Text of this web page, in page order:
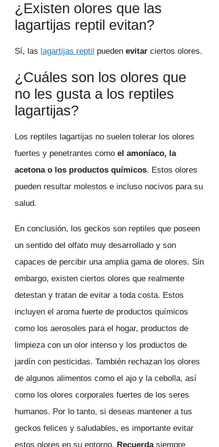
¿Existen olores que las
lagartijas reptil evitan?
Sí, las lagartijas reptil pueden evitar ciertos olores.
¿Cuáles son los olores que
no les gusta a los reptiles
lagartijas?
Los reptiles lagartijas no suelen tolerar los olores
fuertes y penetrantes como el amoníaco, la
acetona o los productos químicos. Estos olores
pueden resultar molestos e incluso nocivos para su
salud.
En conclusión, los geckos son reptiles que poseen
un sentido del olfato muy desarrollado y son
capaces de percibir una amplia gama de olores. Sin
embargo, existen ciertos olores que realmente
detestan y tratan de evitar a toda costa. Estos
incluyen el aroma fuerte de productos químicos
como los aerosoles para el hogar, productos de
limpieza con un olor intenso y los productos de
jardín con pesticidas. También rechazan los olores
de algunos alimentos como el ajo y la cebolla, así
como los olores corporales fuertes de los seres
humanos. Por lo tanto, si deseas mantener a tus
geckos felices y saludables, es importante evitar
estos olores en su entorno. Recuerdasiempre